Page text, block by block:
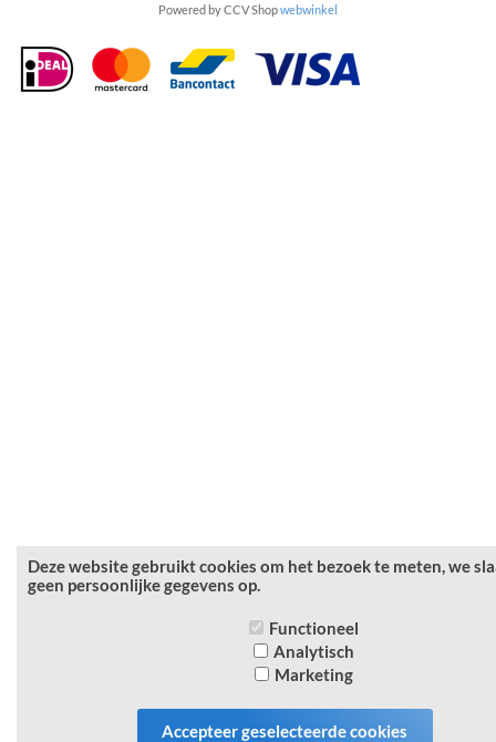
Powered by CCV Shopwebwinkel
Deze website gebruikt cookies om het bezoek te meten, we
geen persoonlijke gegevens op.
Functioneel
Analytisch
Marketing
Accepteer geselecteerde cookies